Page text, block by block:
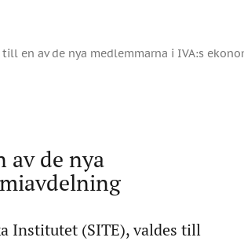
en av de nya medlemmarna i IVA:s
av de nya
Institutet (SITE), valdes till